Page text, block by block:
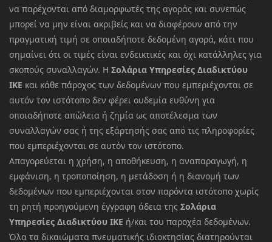
να παρέχονται από διαμορφωτές της αγοράς και συνεπώς
μπορεί να μην είναι ακριβείς και να διαφέρουν από την
πραγματική τιμή σε οποιαδήποτε δεδομένη αγορά, κάτι που
σημαίνει ότι οι τιμές είναι ενδεικτικές και όχι κατάλληλες για
σκοπούς συναλλαγών. Η Σολάρια Υπηρεσίες Διαδικτύου
ΙΚΕ και κάθε πάροχος των δεδομένων που εμπεριέχονται σε
αυτόν τον ιστότοπο δεν φέρει ουδεμία ευθύνη για
οποιαδήποτε απώλεια ή ζημία ως αποτέλεσμα των
συναλλαγών σας ή της εξάρτησής σας από τις πληροφορίες
που εμπεριέχονται σε αυτόν τον ιστότοπο.
Απαγορεύεται η χρήση, η αποθήκευση, η αναπαραγωγή, η
εμφάνιση, η τροποποίηση, η μετάδοση ή η διανομή των
δεδομένων που εμπεριέχονται στον παρόντα ιστότοπο χωρίς
τη ρητή προηγούμενη έγγραφη άδεια της Σολάρια
Υπηρεσίες Διαδικτύου ΙΚΕ ή/και του παροχέα δεδομένων.
Όλα τα δικαιώματα πνευματικής ιδιοκτησίας διατηρούνται